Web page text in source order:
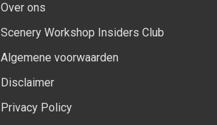
Over ons
Scenery Workshop Insiders Club
Algemene voorwaarden
Disclaimer
Privacy Policy